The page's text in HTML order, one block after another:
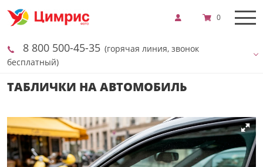
8 800 500-45-35 (горячая линия, звонок
бесплатный)
0
ТАБЛИЧКИ НА АВТОМОБИЛЬ